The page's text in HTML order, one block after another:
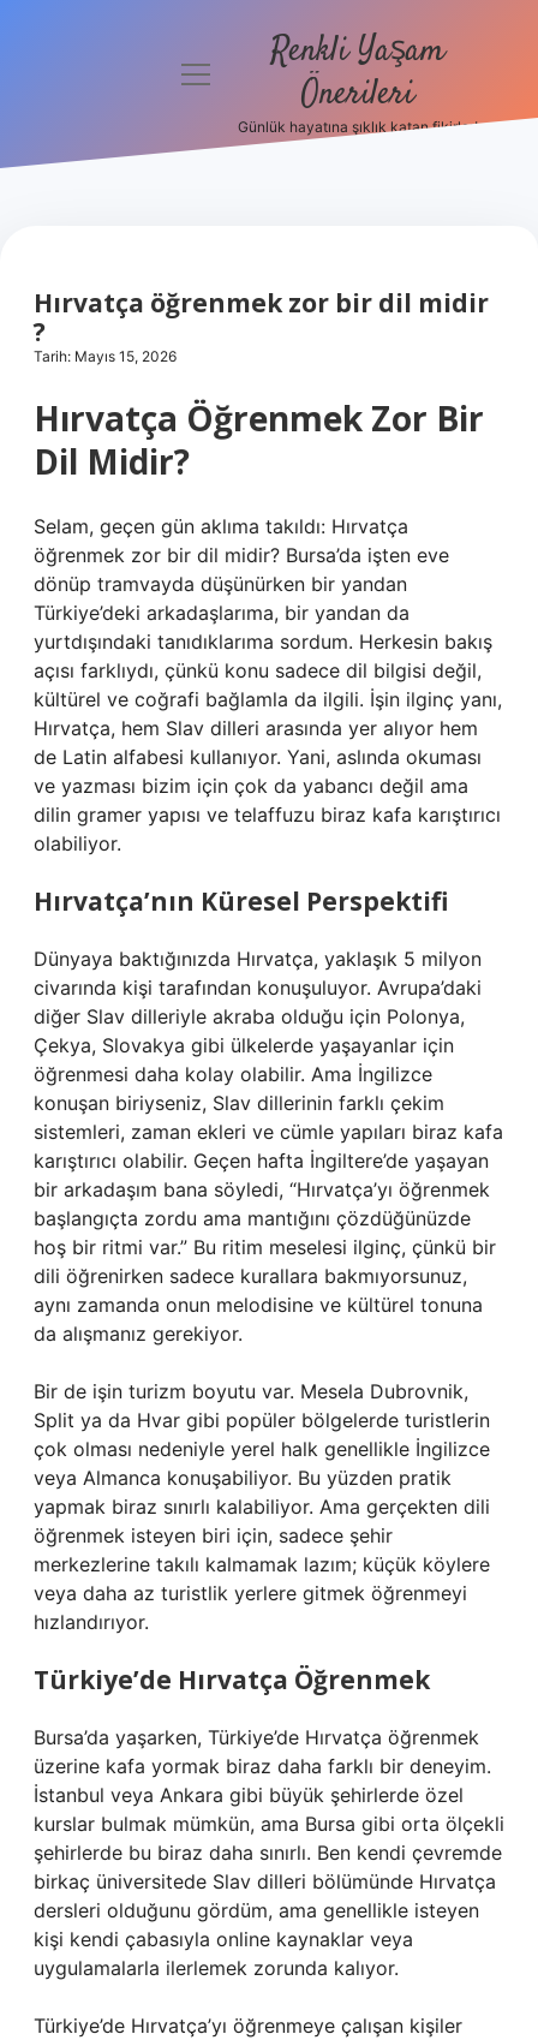
menüyü
Renkli Yaşam
Önerileri
Günlük hayatına şıklık katan fikirler!
Hırvatça öğrenmek zor bir dil midir
?
Tarih: Mayıs 15, 2026
Hırvatça Öğrenmek Zor Bir
Dil Midir?
Selam, geçen gün aklıma takıldı: Hırvatça
öğrenmek zor bir dil midir? Bursa’da işten eve
dönüp tramvayda düşünürken bir yandan
Türkiye’deki arkadaşlarıma, bir yandan da
yurtdışındaki tanıdıklarıma sordum. Herkesin bakış
açısı farklıydı, çünkü konu sadece dil bilgisi değil,
kültürel ve coğrafi bağlamla da ilgili. İşin ilginç yanı,
Hırvatça, hem Slav dilleri arasında yer alıyor hem
de Latin alfabesi kullanıyor. Yani, aslında okuması
ve yazması bizim için çok da yabancı değil ama
dilin gramer yapısı ve telaffuzu biraz kafa karıştırıcı
olabiliyor.
Hırvatça’nın Küresel Perspektifi
Dünyaya baktığınızda Hırvatça, yaklaşık 5 milyon
civarında kişi tarafından konuşuluyor. Avrupa’daki
diğer Slav dilleriyle akraba olduğu için Polonya,
Çekya, Slovakya gibi ülkelerde yaşayanlar için
öğrenmesi daha kolay olabilir. Ama İngilizce
konuşan biriyseniz, Slav dillerinin farklı çekim
sistemleri, zaman ekleri ve cümle yapıları biraz kafa
karıştırıcı olabilir. Geçen hafta İngiltere’de yaşayan
bir arkadaşım bana söyledi, “Hırvatça’yı öğrenmek
başlangıçta zordu ama mantığını çözdüğünüzde
hoş bir ritmi var.” Bu ritim meselesi ilginç, çünkü bir
dili öğrenirken sadece kurallara bakmıyorsunuz,
aynı zamanda onun melodisine ve kültürel tonuna
da alışmanız gerekiyor.
Bir de işin turizm boyutu var. Mesela Dubrovnik,
Split ya da Hvar gibi popüler bölgelerde turistlerin
çok olması nedeniyle yerel halk genellikle İngilizce
veya Almanca konuşabiliyor. Bu yüzden pratik
yapmak biraz sınırlı kalabiliyor. Ama gerçekten dili
öğrenmek isteyen biri için, sadece şehir
merkezlerine takılı kalmamak lazım; küçük köylere
veya daha az turistlik yerlere gitmek öğrenmeyi
hızlandırıyor.
Türkiye’de Hırvatça Öğrenmek
Bursa’da yaşarken, Türkiye’de Hırvatça öğrenmek
üzerine kafa yormak biraz daha farklı bir deneyim.
İstanbul veya Ankara gibi büyük şehirlerde özel
kurslar bulmak mümkün, ama Bursa gibi orta ölçekli
şehirlerde bu biraz daha sınırlı. Ben kendi çevremde
birkaç üniversitede Slav dilleri bölümünde Hırvatça
dersleri olduğunu gördüm, ama genellikle isteyen
kişi kendi çabasıyla online kaynaklar veya
uygulamalarla ilerlemek zorunda kalıyor.
Türkiye’de Hırvatça’yı öğrenmeye çalışan kişiler